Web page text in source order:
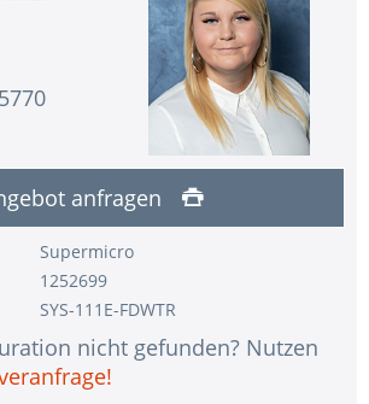
anfragen
Supermicro
1252699
SYS-111E-FDWTR
nicht gefunden? Nutzen